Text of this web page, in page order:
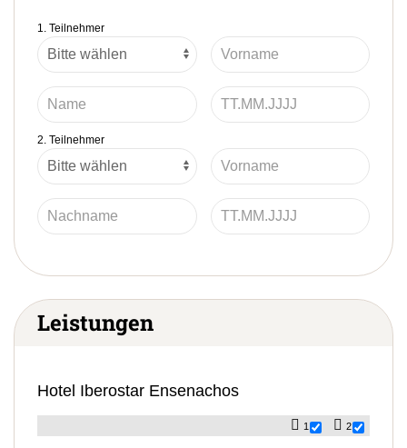
1. Teilnehmer
2. Teilnehmer
Leistungen
Hotel Iberostar Ensenachos
1 2